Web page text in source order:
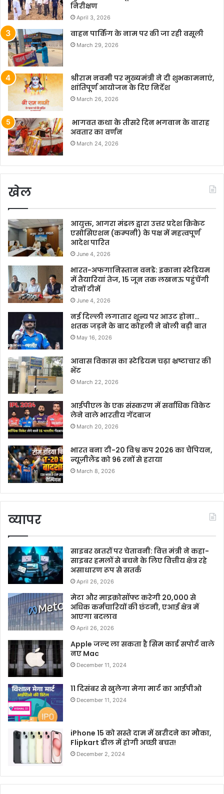
निरीक्षण
April 3, 2026
वाहन पार्किंग के नाम पर की जा रही वसूली
March 29, 2026
श्रीराम नवमी पर मुख्यमंत्री ने दी शुभकामनाएं,
शांतिपूर्ण आयोजन के दिए निर्देश
March 26, 2026
भागवत कथा के तीसरे दिन भगवान के वाराह
अवतार का वर्णन
March 24, 2026
खेल
आयुक्त, आगरा मंडल द्वारा उत्तर प्रदेश क्रिकेट
एसोसिएशन (कम्पनी) के पक्ष में महत्वपूर्ण
आदेश पारित
June 4, 2026
भारत-अफगानिस्तान वनडे: इकाना स्टेडियम
में तैयारियां तेज, 15 जून तक लखनऊ पहुंचेंगी
दोनों टीमें
June 4, 2026
नई दिल्ली लगातार शून्य पर आउट होना…
शतक जड़ने के बाद कोहली ने बोली बड़ी बात
May 16, 2026
आवास विकास का स्टेडियम चढ़ा भ्रष्टाचार की
भेंट
March 22, 2026
आईपीएल के एक संस्करण में सर्वाधिक विकेट
लेने वाले भारतीय गेंदबाज
March 20, 2026
भारत बना टी-20 विश्व कप 2026 का चैंपियन,
न्यूज़ीलैंड को 96 रनों से हराया
March 8, 2026
व्यापर
साइबर खतरों पर चेतावनी: वित्त मंत्री ने कहा-
साइबर हमलों से बचने के लिए वित्तीय क्षेत्र रहे
असाधारण रूप से सतर्क
April 26, 2026
मेटा और माइक्रोसॉफ्ट करेगी 20,000 से
अधिक कर्मचारियों की छंटनी, एआई क्षेत्र में
आएगा बदलाव
April 26, 2026
Apple जल्द ला सकता है सिम कार्ड सपोर्ट वाले
नए Mac
December 11, 2024
11 दिसंबर से खुलेगा मेगा मार्ट का आईपीओ
December 11, 2024
iPhone 15 को सस्ते दाम में खरीदने का मौका,
Flipkart डील में होगी अच्छी बचत!
December 2, 2024